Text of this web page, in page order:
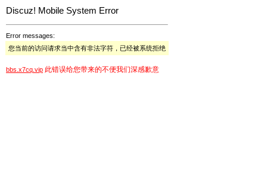
Discuz! Mobile System Error
Error messages:
您当前的访问请求当中含有非法字符，已经被系统拒绝
bbs.x7cq.vip 此错误给您带来的不便我们深感歉意